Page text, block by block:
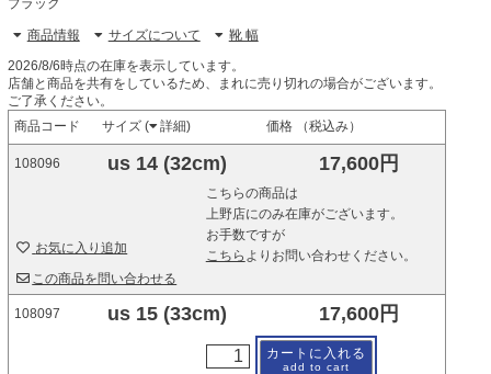
ブラック
商品情報 サイズについて 靴 幅
2026/8/6時点の在庫を表示しています。
店舗と商品を共有をしているため、まれに売り切れの場合がございます。
ご了承ください。
商品コード
サイズ ( 詳細) 価格 （税込み）
108096 us 14 (32cm) 17,600円
こちらの商品は
上野店にのみ在庫がございます。
お手数ですが
こちら よりお問い合わせください。
お気に入り追加
この商品を問い合わせる
108097 us 15 (33cm) 17,600円
カートに入れる
add to cart